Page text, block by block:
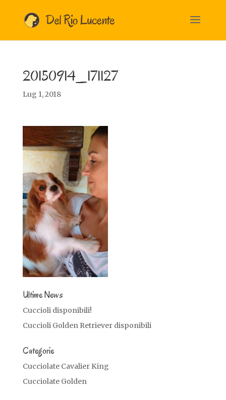
20150914_171127
Lug 1, 2018
Ultime News
Cuccioli disponibili!
Cuccioli Golden Retriever disponibili
Categorie
Cucciolate Cavalier King
Cucciolate Golden